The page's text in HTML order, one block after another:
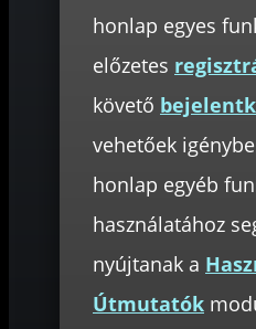
honlap egyes
előzetes
követő
vehetőek
honlap egyéb
használatához
nyújtanak a
Útmutatók